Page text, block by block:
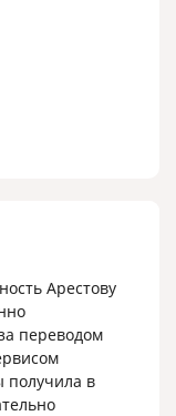
Арестову
переводом
получила в